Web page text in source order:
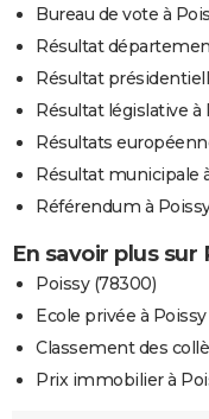
Bureau de vote à
Résultat
Résultat
Résultat législative à
Résultats
Résultat municipale
Référendum à
En savoir plus sur
Poissy (78300)
Ecole privée à Poissy
Classement des
Prix immobilier à